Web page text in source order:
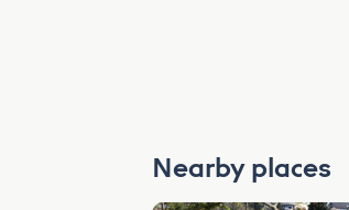
Nearby places